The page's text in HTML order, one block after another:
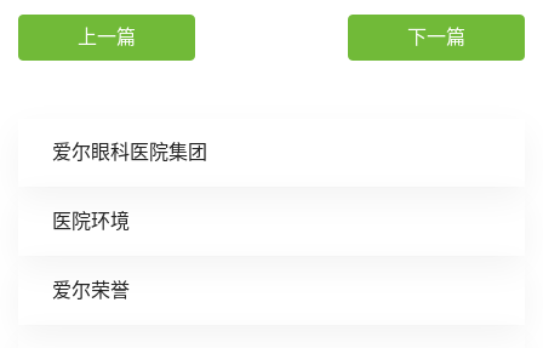
爱尔眼科医院集团
医院环境
爱尔荣誉
上一篇 下一篇